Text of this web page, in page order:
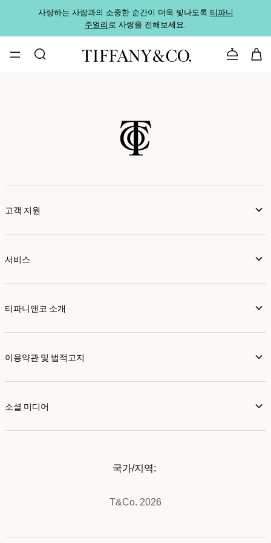
사랑하는 사람과의 소중한 순간이 더욱 빛나도록 티파니
주얼리로 사랑을 전해보세요.
문의하기
고객 지원
서비스
티파니앤코 소개
이용약관 및 법적고지
소셜 미디어
T&Co. 2026
국가/지역: